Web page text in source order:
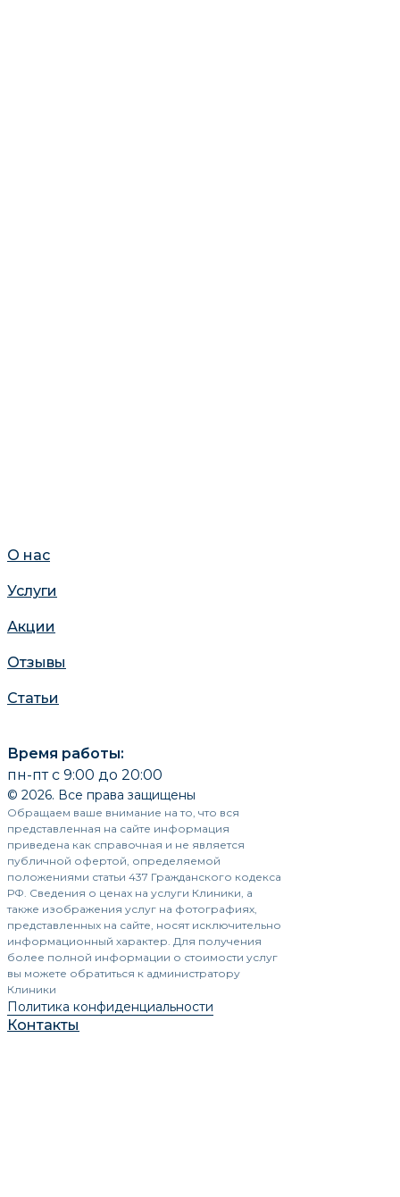
О нас
Услуги
Акции
Отзывы
Статьи
Время работы:
пн-пт с 9:00 до 20:00
© 2026. Все права защищены
Обращаем ваше внимание на то, что вся
представленная на сайте информация
приведена как справочная и не является
публичной офертой, определяемой
положениями статьи 437 Гражданского кодекса
РФ. Сведения о ценах на услуги Клиники, а
также изображения услуг на фотографиях,
представленных на сайте, носят исключительно
информационный характер. Для получения
более полной информации о стоимости услуг
вы можете обратиться к администратору
Клиники
Политика конфиденциальности
Контакты